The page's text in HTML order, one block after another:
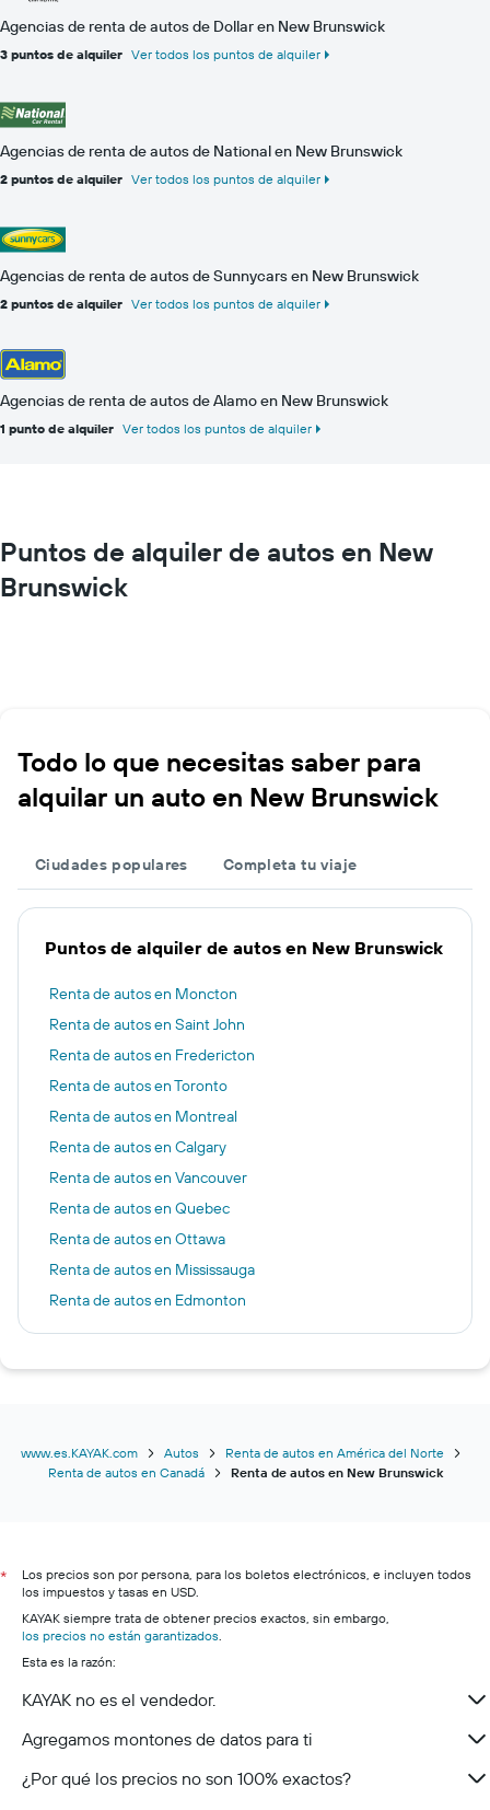
Agencias de renta de autos de Dollar en New Brunswick
3 puntos de alquiler Ver todos los puntos de alquiler
Agencias de renta de autos de National en New Brunswick
2 puntos de alquiler Ver todos los puntos de alquiler
Agencias de renta de autos de Sunnycars en New Brunswick
2 puntos de alquiler Ver todos los puntos de alquiler
Agencias de renta de autos de Alamo en New Brunswick
1 punto de alquiler Ver todos los puntos de alquiler
Puntos de alquiler de autos en New
Brunswick
Todo lo que necesitas saber para
alquilar un auto en New Brunswick
Ciudades populares Completa tu viaje
Puntos de alquiler de autos en New Brunswick
Renta de autos en Moncton
Renta de autos en Saint John
Renta de autos en Fredericton
Renta de autos en Toronto
Renta de autos en Montreal
Renta de autos en Calgary
Renta de autos en Vancouver
Renta de autos en Quebec
Renta de autos en Ottawa
Renta de autos en Mississauga
Renta de autos en Edmonton
Renta de autos en Halifax
Renta de autos en Kelowna
Renta de autos en Saskatoon
Renta de autos en Windsor
www.es.KAYAK.com Autos
Renta de autos en América del Norte
Renta de autos en Canadá
Renta de autos en New Brunswick
*
Los precios son por persona, para los boletos electrónicos, e incluyen todos
los impuestos y tasas en USD.
KAYAK siempre trata de obtener precios exactos, sin embargo,
los precios no están garantizados
Esta es la razón:
KAYAK no es el vendedor.
Agregamos montones de datos para ti
¿Por qué los precios no son 100% exactos?